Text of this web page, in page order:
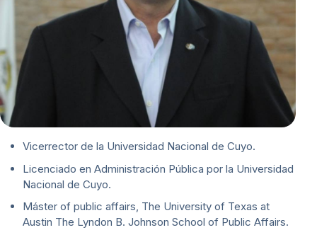
Vicerrector de la Universidad Nacional de Cuyo.
Licenciado en Administración Pública por la Universidad
Nacional de Cuyo.
Máster of public affairs, The University of Texas at
Austin The Lyndon B. Johnson School of Public Affairs.